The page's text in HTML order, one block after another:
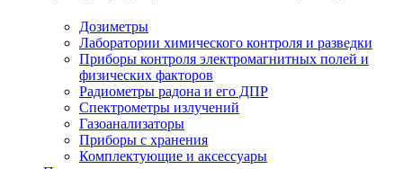
Дозиметры
Лаборатории химического контроля и разведки
Приборы контроля электромагнитных полей и
физических факторов
Радиометры радона и его ДПР
Спектрометры излучений
Газоанализаторы
Приборы с хранения
Комплектующие и аксессуары